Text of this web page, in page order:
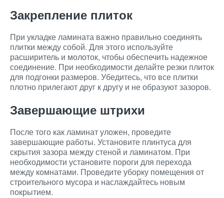
Закрепление плиток
При укладке ламината важно правильно соединять
плитки между собой. Для этого используйте
расширитель и молоток, чтобы обеспечить надежное
соединение. При необходимости делайте резки плиток
для подгонки размеров. Убедитесь, что все плитки
плотно прилегают друг к другу и не образуют зазоров.
Завершающие штрихи
После того как ламинат уложен, проведите
завершающие работы. Установите плинтуса для
скрытия зазора между стеной и ламинатом. При
необходимости установите пороги для перехода
между комнатами. Проведите уборку помещения от
строительного мусора и наслаждайтесь новым
покрытием.